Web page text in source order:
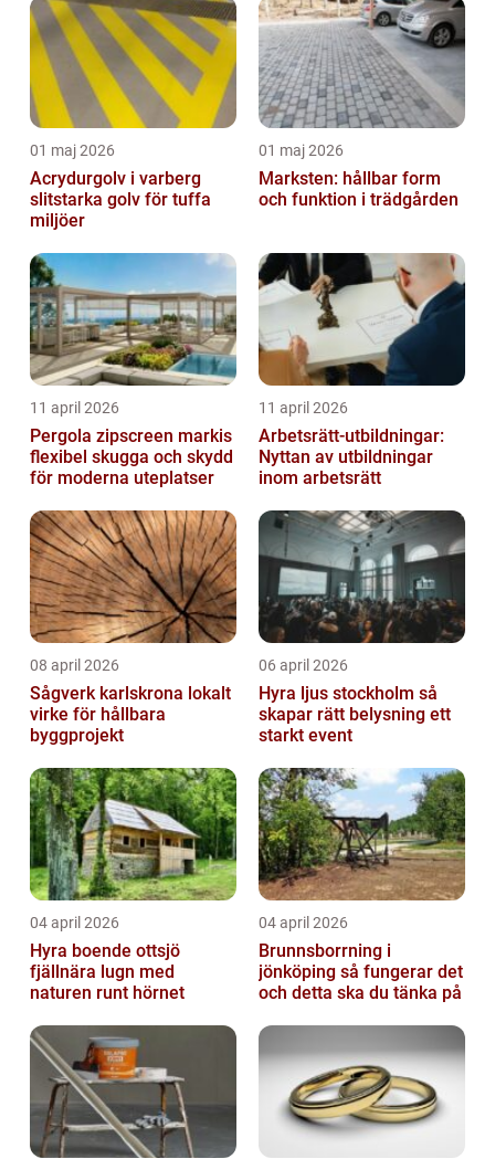
01 maj 2026
Acrydurgolv i varberg
slitstarka golv för tuffa
miljöer
01 maj 2026
Marksten: hållbar form
och funktion i trädgården
11 april 2026
Pergola zipscreen markis
flexibel skugga och skydd
för moderna uteplatser
11 april 2026
Arbetsrätt-utbildningar:
Nyttan av utbildningar
inom arbetsrätt
08 april 2026
Sågverk karlskrona lokalt
virke för hållbara
byggprojekt
06 april 2026
Hyra ljus stockholm så
skapar rätt belysning ett
starkt event
04 april 2026
Hyra boende ottsjö
fjällnära lugn med
naturen runt hörnet
04 april 2026
Brunnsborrning i
jönköping så fungerar det
och detta ska du tänka på